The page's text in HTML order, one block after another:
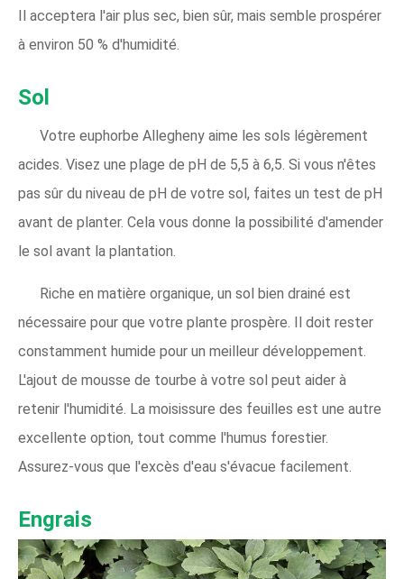
Il acceptera l'air plus sec, bien sûr, mais semble prospérer
à environ 50 % d'humidité.
Sol
Votre euphorbe Allegheny aime les sols légèrement
acides. Visez une plage de pH de 5,5 à 6,5. Si vous n'êtes
pas sûr du niveau de pH de votre sol, faites un test de pH
avant de planter. Cela vous donne la possibilité d'amender
le sol avant la plantation.
Riche en matière organique, un sol bien drainé est
nécessaire pour que votre plante prospère. Il doit rester
constamment humide pour un meilleur développement.
L'ajout de mousse de tourbe à votre sol peut aider à
retenir l'humidité. La moisissure des feuilles est une autre
excellente option, tout comme l'humus forestier.
Assurez-vous que l'excès d'eau s'évacue facilement.
Engrais